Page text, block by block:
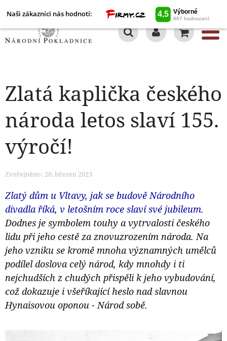
Naši zákazníci nás hodnotí:
Zlatá kaplička českého
národa letos slaví 155.
výročí!
Zveřejněno: 28. březen 2023
Zlatý dům u Vltavy, jak se budově Národního
divadla říká, v letošním roce slaví své jubileum.
Dodnes je symbolem touhy a vytrvalosti českého
lidu při jeho cestě za znovuzrozením národa. Na
jeho vzniku se kromě mnoha významných umělců
podílel doslova celý národ, kdy mnohdy i ti
nejchudších z chudých přispěli k jeho vybudování,
což dokazuje i všeříkající heslo nad slavnou
Hynaisovou oponou - Národ sobě.